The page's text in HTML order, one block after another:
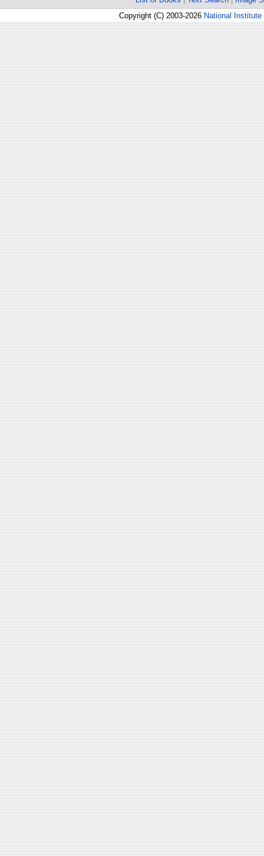
Copyright (C) 2003-2026 National